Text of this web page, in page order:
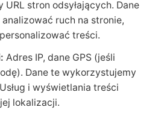
URL stron odsyłających. Dane
ruch na stronie,
treści.
Adres IP, dane GPS (jeśli
Dane te wykorzystujemy
i wyświetlania treści
lokalizacji.